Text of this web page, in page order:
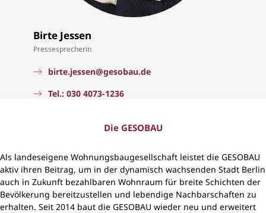
Birte Jessen
Pressesprecherin
birte.jessen@gesobau.de
Tel.: 030 4073-1236
Die GESOBAU
Als landeseigene Wohnungsbaugesellschaft leistet die GESOBAU
aktiv ihren Beitrag, um in der dynamisch wachsenden Stadt Berlin
auch in Zukunft bezahlbaren Wohnraum für breite Schichten der
Bevölkerung bereitzustellen und lebendige Nachbarschaften zu
erhalten. Seit 2014 baut die GESOBAU wieder neu und erweitert